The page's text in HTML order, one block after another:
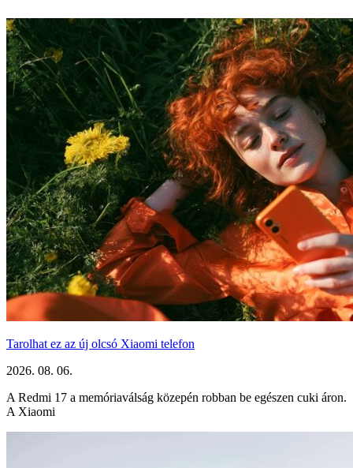
Tarolhat ez az új olcsó Xiaomi telefon
2026. 08. 06.
A Redmi 17 a memóriaválság közepén robban be egészen cuki áron.
A Xiaomi